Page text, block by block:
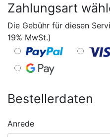
Zahlungsart
Die Gebühr für diesen
19% MwSt.)
Bestellerdaten
Anrede